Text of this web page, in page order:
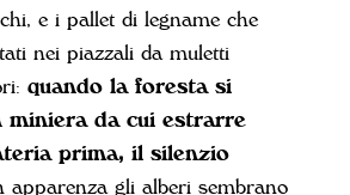
e i pallet di legname che
nei piazzali da muletti
quando la foresta si
miniera da cui estrarre
prima, il silenzio
apparenza gli alberi sembrano